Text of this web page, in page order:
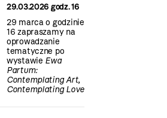
29.03.2026 godz. 16
29 marca o godzinie
16 zapraszamy na
oprowadzanie
tematyczne po
wystawie Ewa
Partum:
Contemplating Art,
Contemplating Love